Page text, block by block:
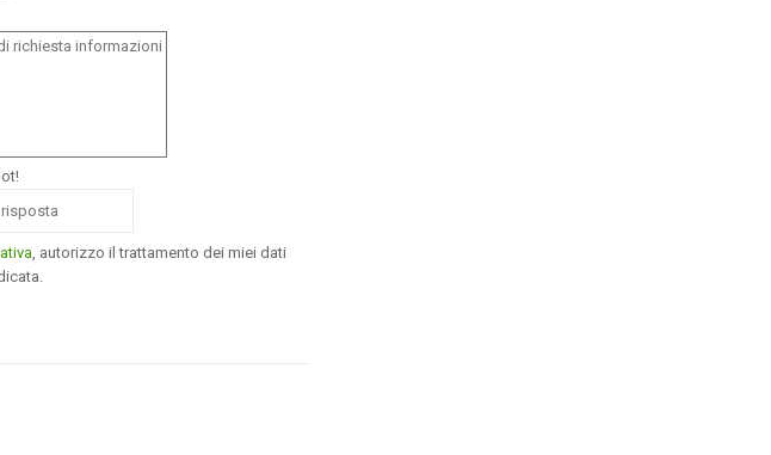
, autorizzo il trattamento dei miei dati